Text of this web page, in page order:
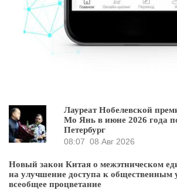
Лауреат Нобелевской
Мо Янь в июне 2026 года
Петербург
08:07 08 Авг 2026
Новый закон Китая о межэтническом
на улучшение доступа к общественным
всеобщее процветание